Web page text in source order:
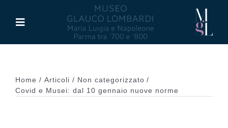
contenuto
Toggle
Maria Luigia d’Asburgo
Home Articoli
Non categorizzato
Covid e Musei: dal 10 gennaio nuove norme